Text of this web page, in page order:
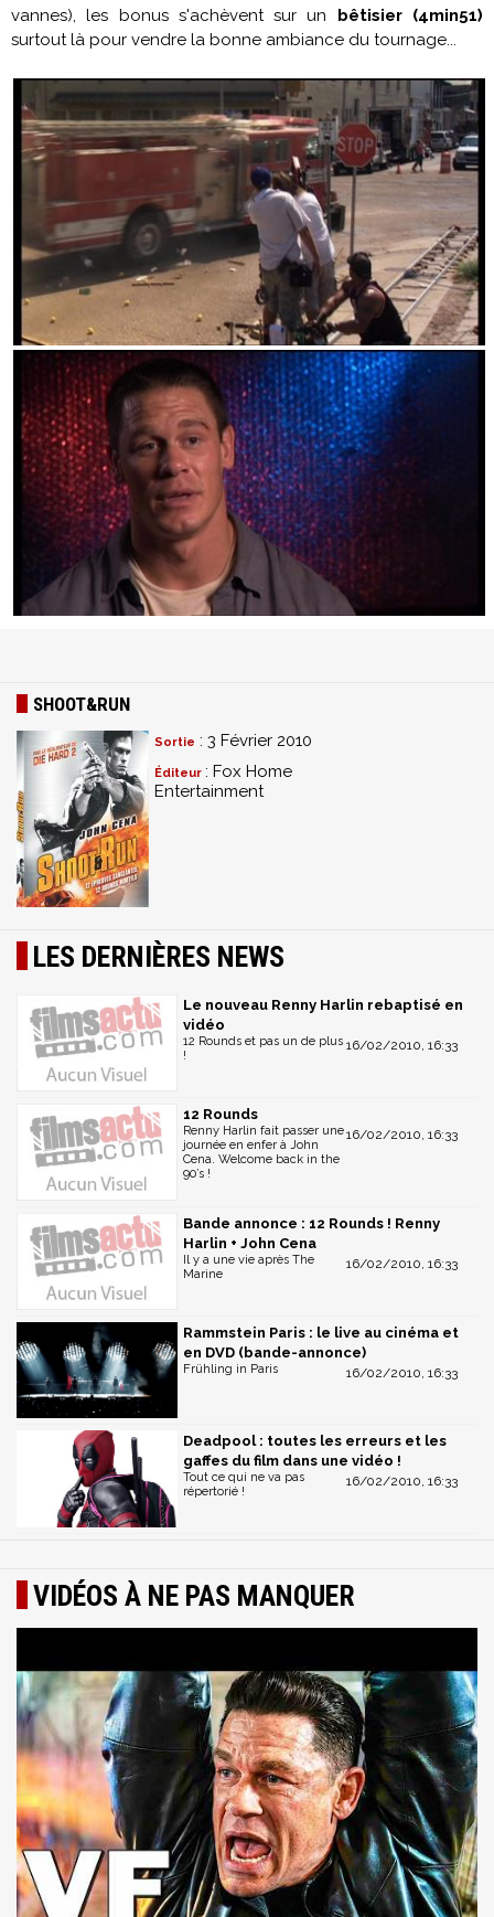
vannes), les bonus s'achèvent sur un
bêtisier (4min51)
surtout là pour vendre la bonne ambiance du tournage...
SHOOT&RUN
Sortie : 3 Février 2010
Éditeur : Fox Home
Entertainment
LES DERNIÈRES NEWS
Le nouveau Renny Harlin rebaptisé en
vidéo
16/02/2010, 16:33
12 Rounds et pas un de plus
!
12 Rounds
16/02/2010, 16:33
Renny Harlin fait passer une
journée en enfer à John
Cena. Welcome back in the
90’s !
Bande annonce : 12 Rounds ! Renny
Harlin + John Cena
16/02/2010, 16:33
Il y a une vie après The
Marine
Rammstein Paris : le live au cinéma et
en DVD (bande-annonce)
16/02/2010, 16:33
Frühling in Paris
Deadpool : toutes les erreurs et les
gaffes du film dans une vidéo !
16/02/2010, 16:33
Tout ce qui ne va pas
répertorié !
VIDÉOS À NE PAS MANQUER